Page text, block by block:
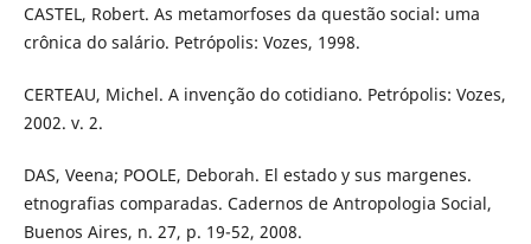
CASTEL, Robert. As metamorfoses da questão social: uma
crônica do salário. Petrópolis: Vozes, 1998.
CERTEAU, Michel. A invenção do cotidiano. Petrópolis: Vozes,
2002. v. 2.
DAS, Veena; POOLE, Deborah. El estado y sus margenes.
etnografias comparadas. Cadernos de Antropologia Social,
Buenos Aires, n. 27, p. 19-52, 2008.